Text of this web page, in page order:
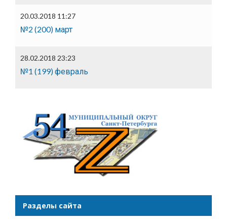
20.03.2018 11:27
№2 (200) март
28.02.2018 23:23
№1 (199) февраль
Разделы сайта